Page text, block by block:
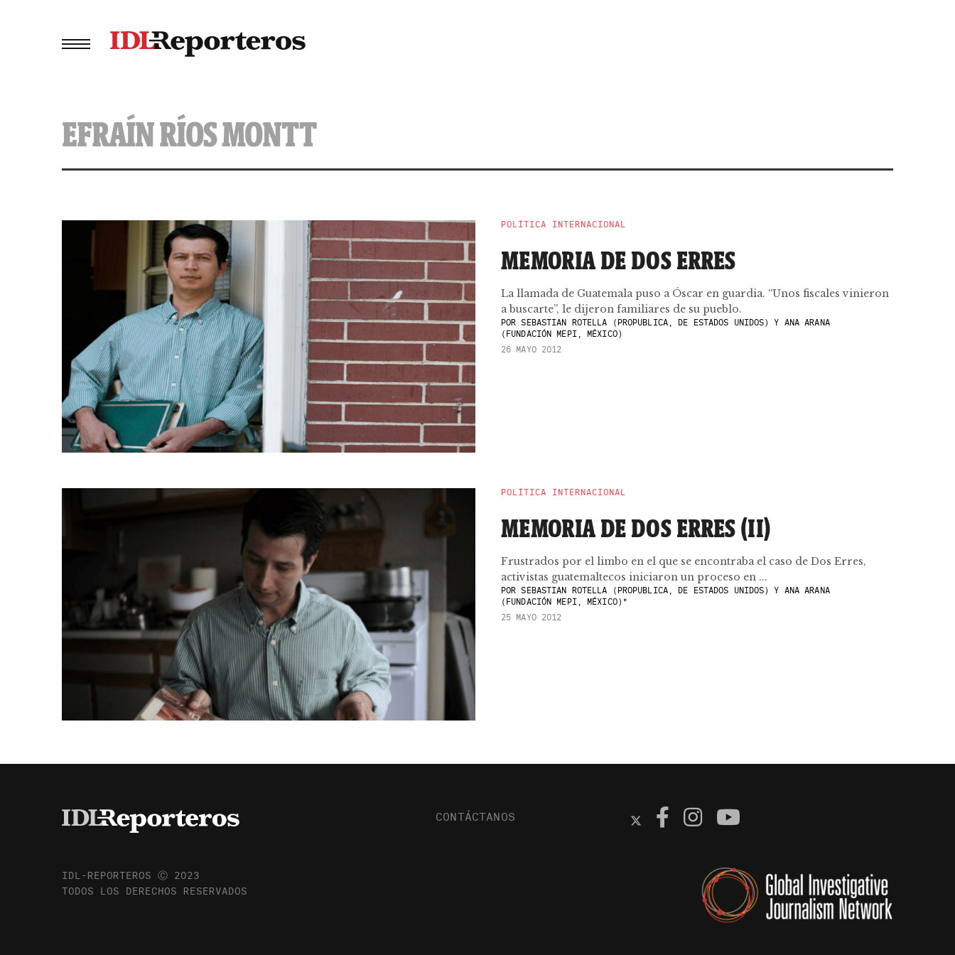
EFRAÍN RÍOS MONTT
POLÍTICA INTERNACIONAL
MEMORIA DE DOS ERRES
La llamada de Guatemala puso a Óscar en guardia. “Unos fiscales vinieron
a buscarte”, le dijeron familiares de su pueblo.
POR SEBASTIAN ROTELLA (PROPUBLICA, DE ESTADOS UNIDOS) Y ANA ARANA
(FUNDACIÓN MEPI, MÉXICO)
26 MAYO 2012
POLÍTICA INTERNACIONAL
MEMORIA DE DOS ERRES (II)
Frustrados por el limbo en el que se encontraba el caso de Dos Erres,
activistas guatemaltecos iniciaron un proceso en ...
POR SEBASTIAN ROTELLA (PROPUBLICA, DE ESTADOS UNIDOS) Y ANA ARANA
(FUNDACIÓN MEPI, MÉXICO)*
25 MAYO 2012
CONTÁCTANOS
IDL-REPORTEROS Ⓒ 2023
TODOS LOS DERECHOS RESERVADOS